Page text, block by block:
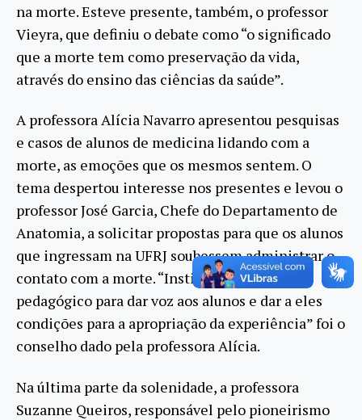
na morte. Esteve presente, também, o professor
Vieyra, que definiu o debate como “o significado
que a morte tem como preservação da vida,
através do ensino das ciências da saúde”.
A professora Alícia Navarro apresentou pesquisas
e casos de alunos de medicina lidando com a
morte, as emoções que os mesmos sentem. O
tema despertou interesse nos presentes e levou o
professor José Garcia, Chefe do Departamento de
Anatomia, a solicitar propostas para que os alunos
que ingressam na UFRJ soubessem administrar o
contato com a morte. “Instituir um espaço
pedagógico para dar voz aos alunos e dar a eles
condições para a apropriação da experiência” foi o
conselho dado pela professora Alícia.
Na última parte da solenidade, a professora
Suzanne Queiros, responsável pelo pioneirismo